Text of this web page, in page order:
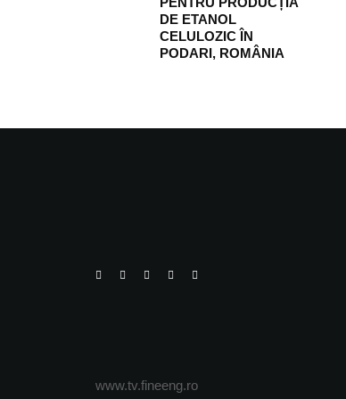
DE ETANOL
CELULOZIC ÎN
PODARI, ROMÂNIA
www.tv.fineeng.ro